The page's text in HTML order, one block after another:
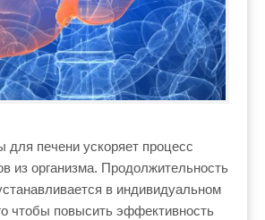
для печени ускоряет процесс
из организма. Продолжительность
в индивидуальном
чтобы повысить эффективность